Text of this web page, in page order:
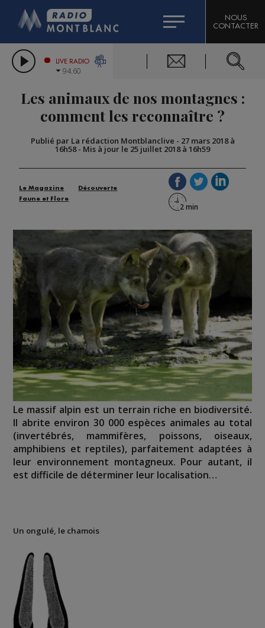
LES CHRONIQUES DE L'EXPERT
CITIZEN MACHINERY
GRAND MASSIF DOMAINES SKIABLES
BIGARD
COMPAGNIE DU MONT-BLANC
NOUS
CONTACTER
LIVE RADIO
94.60
Les animaux de nos montagnes :
comment les reconnaître ?
Publié par La rédaction Montblanclive - 27 mars 2018 à
16h58- Mis à jour le 25 juillet 2018 à 16h59
Le Magazine
Découverte
Faune et Flore
Le massif alpin est un terrain riche en biodiversité.
Il abrite environ 30 000 espèces animales au total
(invertébrés, mammifères, poissons, oiseaux,
amphibiens et reptiles), parfaitement adaptées à
leur environnement montagneux. Pour autant, il
est difficile de déterminer leur localisation…
Un ongulé, le chamois